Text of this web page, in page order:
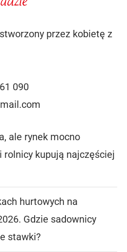
przez kobietę z
090
ale rynek mocno
rolnicy kupują najczęściej
hurtowych na
Gdzie sadownicy
stawki?